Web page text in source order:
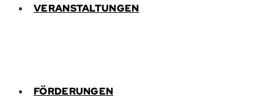
VERANSTALTUNGEN
FÖRDERUNGEN